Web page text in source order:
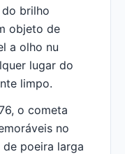
brilho
objeto de
a olho nu
lugar do
limpo.
o cometa
no
poeira larga